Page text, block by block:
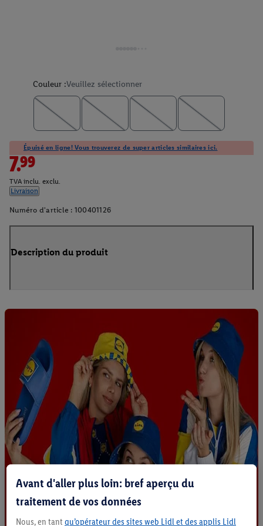
Couleur :Veuillez sélectionner
Épuisé en ligne! Vous trouverez de super articles similaires ici.
7.99
TVA inclu. exclu.
Livraison
Numéro d'article : 100401126
Description du produit
Avant d'aller plus loin: bref aperçu du
traitement de vos données
Nous, en tant qu’opérateur des sites web Lidl et des applis Lidl